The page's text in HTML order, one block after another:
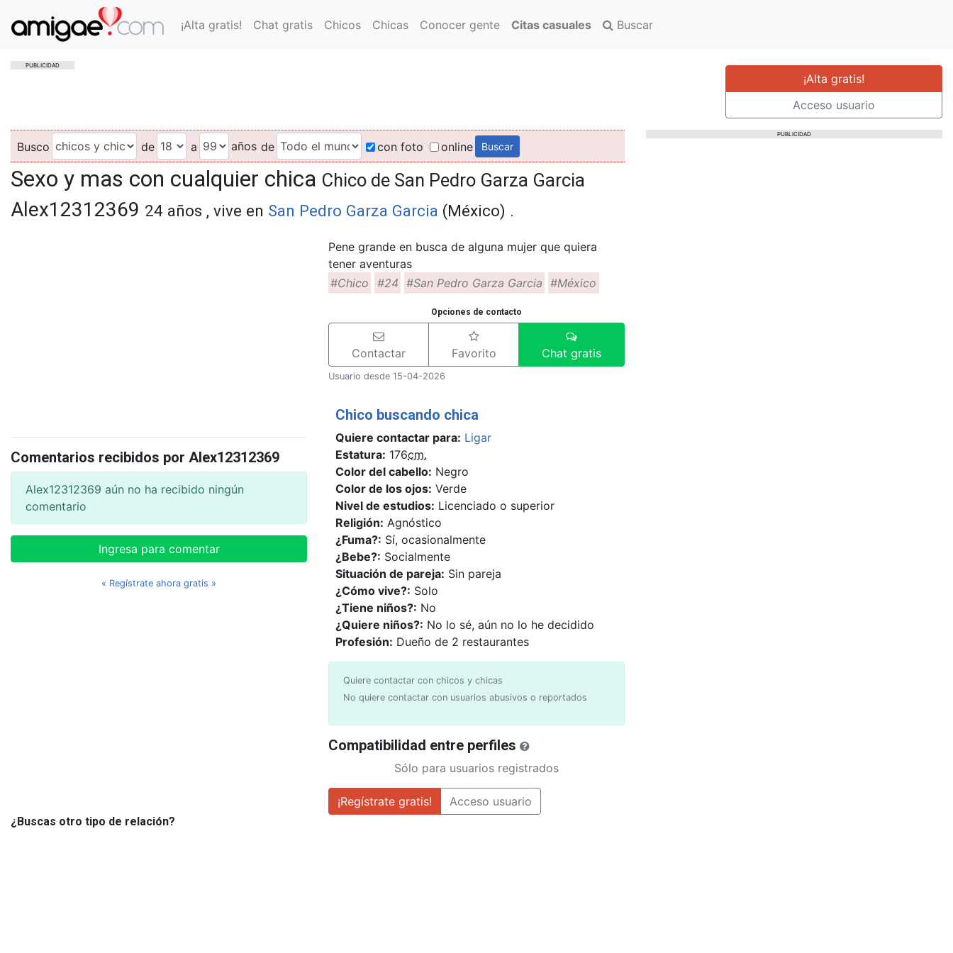
¡Alta gratis! Chat gratis Chicos Chicas Conocer gente Citas casuales Buscar
PUBLICIDAD
¡Alta gratis!
Acceso usuario
Busco de a años de con foto online
Sexo y mas con cualquier chica Chico de San Pedro Garza Garcia
Alex12312369 24 años , vive en San Pedro Garza Garcia (México) .
Comentarios recibidos por Alex12312369
Alex12312369 aún no ha recibido ningún
comentario
Ingresa para comentar
« Regístrate ahora gratis »
Pene grande en busca de alguna mujer que quiera
tener aventuras
#Chico
#24 #San Pedro Garza Garcia #México
Opciones de contacto
Contactar Favorito Chat gratis
Usuario desde 15-04-2026
Chico buscando chica
Quiere contactar para: Ligar
Estatura: 176cm.
Color del cabello: Negro
Color de los ojos: Verde
Nivel de estudios: Licenciado o superior
Religión: Agnóstico
¿Fuma?: Sí, ocasionalmente
¿Bebe?: Socialmente
Situación de pareja: Sin pareja
¿Cómo vive?: Solo
¿Tiene niños?: No
¿Quiere niños?: No lo sé, aún no lo he decidido
Profesión: Dueño de 2 restaurantes
Quiere contactar con chicos y chicas
No quiere contactar con usuarios abusivos o reportados
Compatibilidad entre perfiles
Sólo para usuarios registrados
¡Regístrate gratis! Acceso usuario
¿Buscas otro tipo de relación?
PUBLICIDAD